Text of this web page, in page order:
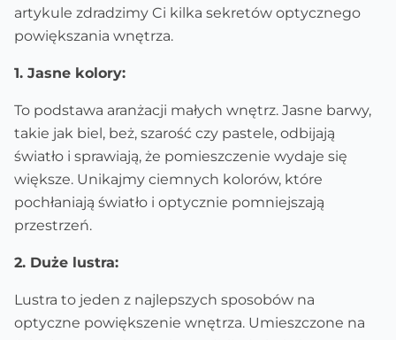
artykule zdradzimy Ci kilka sekretów optycznego
powiększania wnętrza.
1. Jasne kolory:
To podstawa aranżacji małych wnętrz. Jasne barwy,
takie jak biel, beż, szarość czy pastele, odbijają
światło i sprawiają, że pomieszczenie wydaje się
większe. Unikajmy ciemnych kolorów, które
pochłaniają światło i optycznie pomniejszają
przestrzeń.
2. Duże lustra:
Lustra to jeden z najlepszych sposobów na
optyczne powiększenie wnętrza. Umieszczone na